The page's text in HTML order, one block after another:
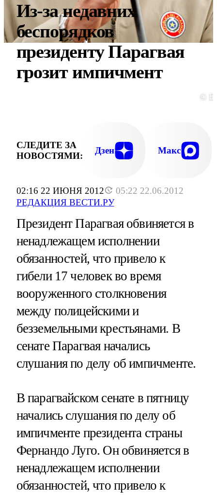
02:16 22 ИЮНЯ 2012
05:22 22.06.2012
РЕДАКЦИЯ ВЕСТИ.РУ
Из-за недавних
беспорядков
президенту Парагвая
грозит импичмент
©
СЛЕДИТЕ ЗА
НОВОСТЯМИ:
Дзен Макс
Президент Парагвая обвиняется в
ненадлежащем исполнении
обязанностей, что привело к
гибели 17 человек во время
вооруженного столкновения
между полицейскими и
безземельными крестьянами. В
сенате Парагвая начались
слушания по делу об импичменте.
В парагвайском сенате в пятницу
начались слушания по делу об
импичменте президента страны
Фернандо Луго. Он обвиняется в
ненадлежащем исполнении
обязанностей, что привело к